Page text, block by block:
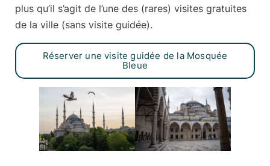
plus qu’il s’agit de l’une des (rares) visites gratuites
de la ville (sans visite guidée).
Réserver une visite guidée de la Mosquée
Bleue